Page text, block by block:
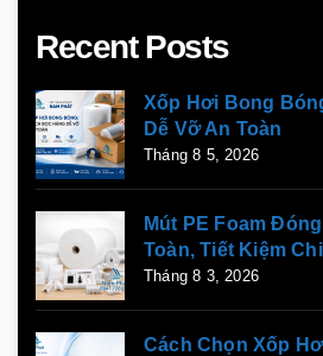
Recent Posts
Xốp Hơi Bong
Dễ Vỡ An Toàn
Tháng 8 5, 2026
Mút PE Foam
Toàn, Tiết Kiệm
Tháng 8 3, 2026
Cách Chọn Xốp